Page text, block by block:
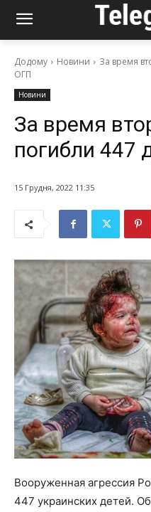
Додому Новини
За время
ОГП
Новини
За время
погибли 447
15 Грудня, 2022 11:35
Вооруженная агрессия
447 украинских детей.